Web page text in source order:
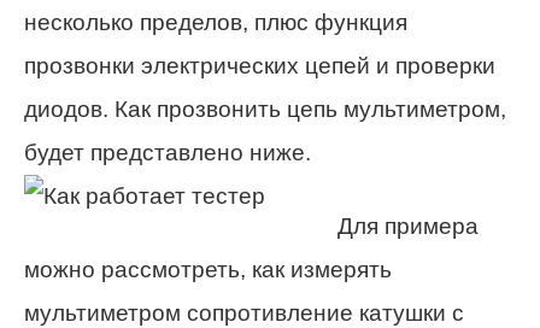
несколько пределов, плюс функция
прозвонки электрических цепей и проверки
диодов. Как прозвонить цепь мультиметром,
будет представлено ниже.
Для примера
можно рассмотреть, как измерять
мультиметром сопротивление катушки с